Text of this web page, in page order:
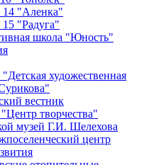
14 "Аленка"
"Радуга"
школа "Юность"
художественная
вестник
творчества"
музей Г.И. Шелехова
центр